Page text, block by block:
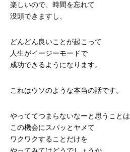
楽しいので、時間を忘れて
没頭できますし、
どんどん良いことが起こって
人生がイージーモードで
成功できるようになります。
これはウソのような本当の話です。
やっててつまらないなーと思うことは
この機会にスパッとヤメて
ワクワクすることだけを